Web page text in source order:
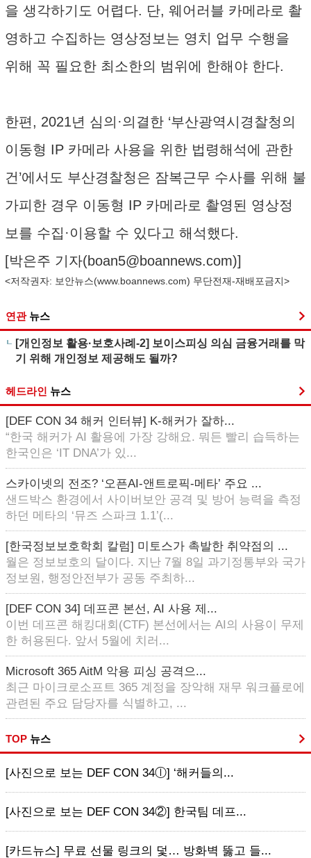
을 생각하기도 어렵다. 단, 웨어러블 카메라로 촬
영하고 수집하는 영상정보는 영치 업무 수행을
위해 꼭 필요한 최소한의 범위에 한해야 한다.
한편, 2021년 심의·의결한 ‘부산광역시경찰청의
이동형 IP 카메라 사용을 위한 법령해석에 관한
건’에서도 부산경찰청은 잠복근무 수사를 위해 불
가피한 경우 이동형 IP 카메라로 촬영된 영상정
보를 수집·이용할 수 있다고 해석했다.
[박은주 기자(boan5@boannews.com)]
<저작권자: 보안뉴스(www.boannews.com) 무단전재-재배포금지>
연관 뉴스
[개인정보 활용·보호사례-2] 보이스피싱 의심 금융거래를 막
기 위해 개인정보 제공해도 될까?
헤드라인 뉴스
[DEF CON 34 해커 인터뷰] K-해커가 잘하...
“한국 해커가 AI 활용에 가장 강해요. 뭐든 빨리 습득하는
한국인은 ‘IT DNA’가 있...
스카이넷의 전조? ‘오픈AI-앤트로픽-메타’ 주요 ...
샌드박스 환경에서 사이버보안 공격 및 방어 능력을 측정
하던 메타의 ‘뮤즈 스파크 1.1’(...
[한국정보보호학회 칼럼] 미토스가 촉발한 취약점의 ...
월은 정보보호의 달이다. 지난 7월 8일 과기정통부와 국가
정보원, 행정안전부가 공동 주최하...
[DEF CON 34] 데프콘 본선, AI 사용 제...
이번 데프콘 해킹대회(CTF) 본선에서는 AI의 사용이 무제
한 허용된다. 앞서 5월에 치러...
Microsoft 365 AitM 악용 피싱 공격으...
최근 마이크로소프트 365 계정을 장악해 재무 워크플로에
관련된 주요 담당자를 식별하고, ...
TOP 뉴스
[사진으로 보는 DEF CON 34ⓛ] ‘해커들의...
[사진으로 보는 DEF CON 34②] 한국팀 데프...
[카드뉴스] 무료 선물 링크의 덫… 방화벽 뚫고 들...